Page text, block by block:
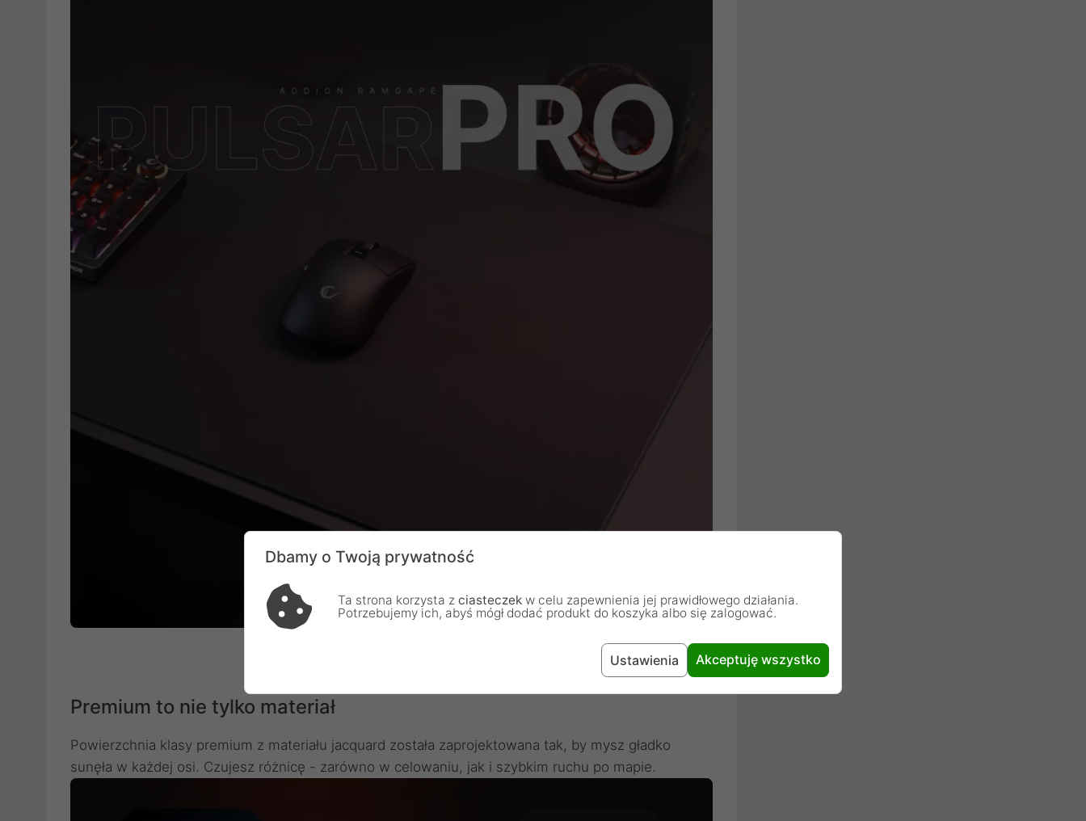
Premium to nie tylko materiał
Powierzchnia klasy premium z materiału jacquard została zaprojektowana tak, by mysz gładko
sunęła w każdej osi. Czujesz różnicę - zarówno w celowaniu, jak i szybkim ruchu po mapie.
Dbamy o Twoją prywatność
Ta strona korzysta z ciasteczek w celu zapewnienia jej prawidłowego działania.
Potrzebujemy ich, abyś mógł dodać produkt do koszyka albo się zalogować.
Ustawienia Akceptuję wszystko